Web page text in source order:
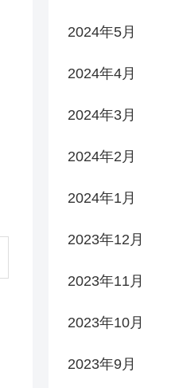
2024年5月
2024年4月
2024年3月
2024年2月
2024年1月
2023年12月
2023年11月
2023年10月
2023年9月